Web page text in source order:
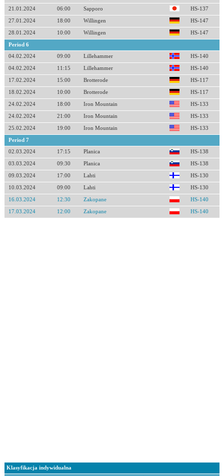
21.01.2024 06:00 Sapporo HS-137
27.01.2024 18:00 Willingen HS-147
28.01.2024 10:00 Willingen HS-147
Period 6
04.02.2024 09:00 Lillehammer HS-140
04.02.2024 11:15 Lillehammer HS-140
17.02.2024 15:00 Brotterode HS-117
18.02.2024 10:00 Brotterode HS-117
24.02.2024 18:00 Iron Mountain HS-133
24.02.2024 21:00 Iron Mountain HS-133
25.02.2024 19:00 Iron Mountain HS-133
Period 7
02.03.2024 17:15 Planica HS-138
03.03.2024 09:30 Planica HS-138
09.03.2024 17:00 Lahti HS-130
10.03.2024 09:00 Lahti HS-130
16.03.2024 12:30 Zakopane HS-140
17.03.2024 12:00 Zakopane HS-140
Klasyfikacja indywidualna